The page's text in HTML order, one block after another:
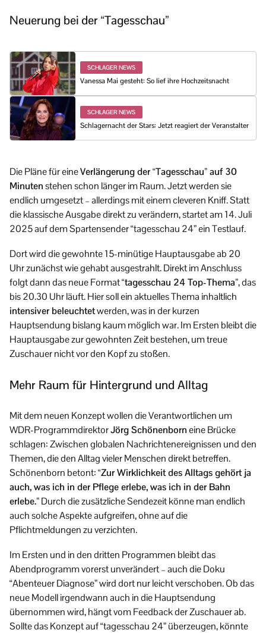
Neuerung bei der “Tagesschau”
SCHLAGER NEWS
Vanessa Mai gesteht: So lief ihre Hochzeitsnacht
SCHLAGER NEWS
Schlagernacht der Stars: Jetzt reagiert der Veranstalter
Die Pläne für eineVerlängerung der “Tagesschau” auf 30
Minutenstehen schon länger im Raum. Jetzt werden sie
endlich umgesetzt – allerdings mit einem cleveren Kniff. Statt
die klassische Ausgabe direkt zu verändern, startet am 14. Juli
2025 auf dem Spartensender “tagesschau 24” ein Testlauf.
Dort wird die gewohnte 15-minütige Hauptausgabe ab 20
Uhr zunächst wie gehabt ausgestrahlt. Direkt im Anschluss
folgt dann das neue Format“tagesschau 24 Top-Thema”, das
bis 20.30 Uhr läuft. Hier soll ein aktuelles Thema inhaltlich
intensiver beleuchtetwerden, was in der kurzen
Hauptsendung bislang kaum möglich war. Im Ersten bleibt die
Hauptausgabe zur gewohnten Zeit bestehen, um treue
Zuschauer nicht vor den Kopf zu stoßen.
Mehr Raum für Hintergrund und Alltag
Mit dem neuen Konzept wollen die Verantwortlichen um
WDR-ProgrammdirektorJörg Schönenborneine Brücke
schlagen: Zwischen globalen Nachrichtenereignissen und den
Themen, die den Alltag vieler Menschen direkt betreffen.
Schönenborn betont:“Zur Wirklichkeit des Alltags gehört ja
auch, was ich in der Pflege erlebe, was ich in der Bahn
erlebe.”Durch die zusätzliche Sendezeit könne man endlich
auch solche Aspekte aufgreifen, ohne auf die
Pflichtmeldungen zu verzichten.
Im Ersten und in den dritten Programmen bleibt das
Abendprogramm vorerst unverändert – auch die Doku
“Abenteuer Diagnose” wird dort nur leicht verschoben. Ob das
neue Modell irgendwann auch in die Hauptsendung
übernommen wird, hängt vom Feedback der Zuschauer ab.
Sollte das Konzept auf “tagesschau 24” überzeugen, könnte